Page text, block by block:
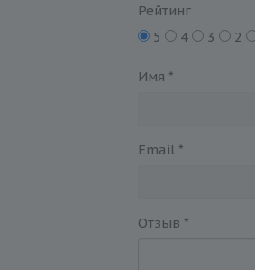
Рейтинг
5
4 3 2
Имя *
Email *
Отзыв *